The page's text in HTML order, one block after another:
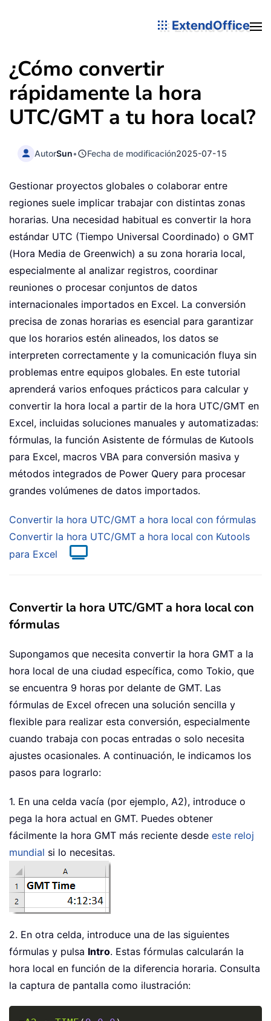
ExtendOffice
¿Cómo convertir
rápidamente la hora
UTC/GMT a tu hora local?
AutorSun• Fecha de modificación2025-07-15
Gestionar proyectos globales o colaborar entre
regiones suele implicar trabajar con distintas zonas
horarias. Una necesidad habitual es convertir la hora
estándar UTC (Tiempo Universal Coordinado) o GMT
(Hora Media de Greenwich) a su zona horaria local,
especialmente al analizar registros, coordinar
reuniones o procesar conjuntos de datos
internacionales importados en Excel. La conversión
precisa de zonas horarias es esencial para garantizar
que los horarios estén alineados, los datos se
interpreten correctamente y la comunicación fluya sin
problemas entre equipos globales. En este tutorial
aprenderá varios enfoques prácticos para calcular y
convertir la hora local a partir de la hora UTC/GMT en
Excel, incluidas soluciones manuales y automatizadas:
fórmulas, la función Asistente de fórmulas de Kutools
para Excel, macros VBA para conversión masiva y
métodos integrados de Power Query para procesar
grandes volúmenes de datos importados.
Convertir la hora UTC/GMT a hora local con fórmulas
Convertir la hora UTC/GMT a hora local con Kutools
para Excel
Convertir la hora UTC/GMT a hora local con
fórmulas
Supongamos que necesita convertir la hora GMT a la
hora local de una ciudad específica, como Tokio, que
se encuentra 9 horas por delante de GMT. Las
fórmulas de Excel ofrecen una solución sencilla y
flexible para realizar esta conversión, especialmente
cuando trabaja con pocas entradas o solo necesita
ajustes ocasionales. A continuación, le indicamos los
pasos para lograrlo:
1. En una celda vacía (por ejemplo, A2), introduce o
pega la hora actual en GMT. Puedes obtener
fácilmente la hora GMT más reciente desde este reloj
mundial si lo necesitas.
2. En otra celda, introduce una de las siguientes
fórmulas y pulsa Intro. Estas fórmulas calcularán la
hora local en función de la diferencia horaria. Consulta
la captura de pantalla como ilustración: